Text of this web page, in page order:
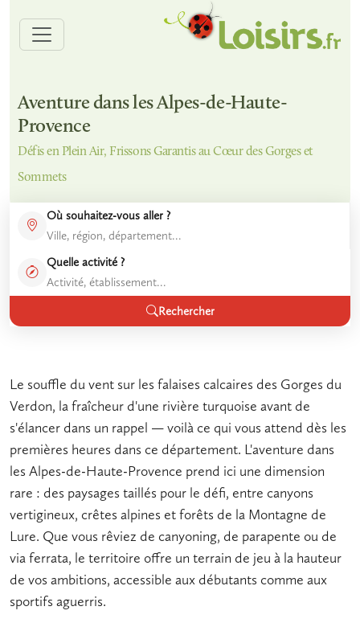
Aventure dans les Alpes-de-Haute-
Provence
Défis en Plein Air, Frissons Garantis au Cœur des Gorges et
Sommets
Où souhaitez-vous aller ?
Quelle activité ?
Rechercher
Le souffle du vent sur les falaises calcaires des Gorges du
Verdon, la fraîcheur d'une rivière turquoise avant de
s'élancer dans un rappel — voilà ce qui vous attend dès les
premières heures dans ce département. L'aventure dans
les Alpes-de-Haute-Provence prend ici une dimension
rare : des paysages taillés pour le défi, entre canyons
vertigineux, crêtes alpines et forêts de la Montagne de
Lure. Que vous rêviez de canyoning, de parapente ou de
via ferrata, le territoire offre un terrain de jeu à la hauteur
de vos ambitions, accessible aux débutants comme aux
sportifs aguerris.